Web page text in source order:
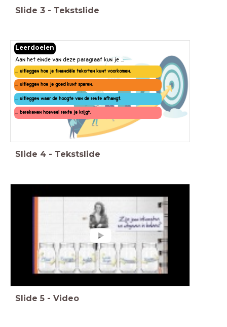
Slide 3 - Tekstslide
Leerdoelen
... uitleggen hoe je financiële tekorten kunt voorkomen.
Aan het einde van deze paragraaf kun je ...
... uitleggen hoe je goed kunt sparen.
... uitleggen waar de hoogte van de rente afhangt.
... berekenen hoeveel rente je krijgt.
Slide 4 - Tekstslide
Slide 5 - Video